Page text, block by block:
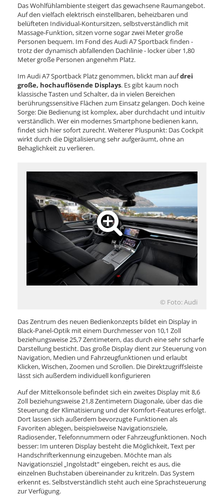
Das Wohlfühlambiente steigert das gewachsene Raumangebot.
Auf den vielfach elektrisch einstellbaren, beheizbaren und
belüfteten Individual-Kontursitzen, selbstverständlich mit
Massage-Funktion, sitzen vorne sogar zwei Meter große
Personen bequem. Im Fond des Audi A7 Sportback finden -
trotz der dynamisch abfallenden Dachlinie - locker über 1,80
Meter große Personen angenehm Platz.
Im Audi A7 Sportback Platz genommen, blickt man aufdrei
große, hochauflösende Displays. Es gibt kaum noch
klassische Tasten und Schalter, da in vielen Bereichen
berührungssensitive Flächen zum Einsatz gelangen. Doch keine
Sorge: Die Bedienung ist komplex, aber durchdacht und intuitiv
verständlich. Wer ein modernes Smartphone bedienen kann,
findet sich hier sofort zurecht. Weiterer Pluspunkt: Das Cockpit
wirkt durch die Digitalisierung sehr aufgeräumt, ohne an
Behaglichkeit zu verlieren.
© Foto: Audi
Das Zentrum des neuen Bedienkonzepts bildet ein Display in
Black-Panel-Optik mit einem Durchmesser von 10,1 Zoll
beziehungsweise 25,7 Zentimetern, das durch eine sehr scharfe
Darstellung besticht. Das große Display dient zur Steuerung von
Navigation, Medien und Fahrzeugfunktionen und erlaubt
Klicken, Wischen, Zoomen und Scrollen. Die Direktzugriffsleiste
lässt sich außerdem individuell konfigurieren
Auf der Mittelkonsole befindet sich ein zweites Display mit 8,6
Zoll beziehungsweise 21,8 Zentimetern Diagonale, über das die
Steuerung der Klimatisierung und der Komfort-Features erfolgt.
Dort lassen sich außerdem bevorzugte Funktionen als
Favoriten ablegen, beispielsweise Navigationsziele,
Radiosender, Telefonnummern oder Fahrzeugfunktionen. Noch
besser: Im unteren Display besteht die Möglichkeit, Text per
Handschrifterkennung einzugeben. Möchte man als
Navigationsziel „Ingolstadt“ eingeben, reicht es aus, die
einzelnen Buchstaben übereinander zu kritzeln. Das System
erkennt es. Selbstverständlich steht auch eine Sprachsteuerung
zur Verfügung.